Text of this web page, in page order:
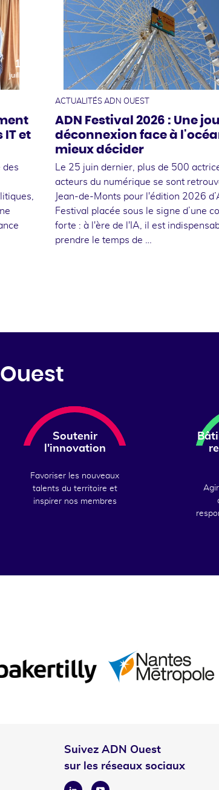
10
juillet
IT et
des
ACTUALITÉS ADN OUEST
ADN Festival 2026 : Une
déconnexion face à
mieux décider
Le 25 juin dernier, plus de 500
acteurs du numérique se sont
Jean-de-Monts pour l'édition 2026
Festival placée sous le signe d’une
forte : à l'ère de l'IA, il est
prendre le temps de …
Soutenir
l'innovation
Favoriser les nouveaux
talents du territoire et
inspirer nos membres
Suivez ADN Ouest
sur les réseaux sociaux